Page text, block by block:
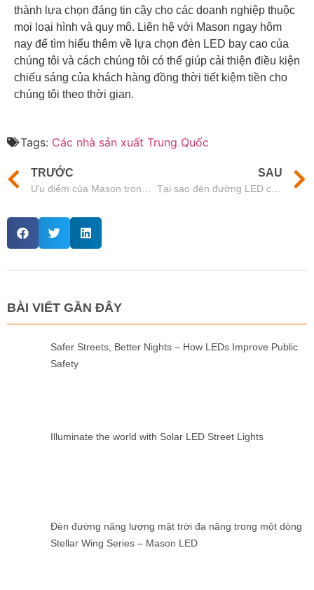
thành lựa chọn đáng tin cậy cho các doanh nghiệp thuộc
mọi loại hình và quy mô. Liên hệ với Mason ngay hôm
nay để tìm hiểu thêm về lựa chọn đèn LED bay cao của
chúng tôi và cách chúng tôi có thể giúp cải thiện điều kiện
chiếu sáng của khách hàng đồng thời tiết kiệm tiền cho
chúng tôi theo thời gian.
Tags: Các nhà sản xuất Trung Quốc
TRƯỚC
Ưu điểm của Mason trong chiếu sáng ngoài trời thương mại
SAU
Tại sao đèn đường LED của Mason là sự lựa chọn tốt nhất cho các nhà bán buôn
BÀI VIẾT GẦN ĐÂY
Safer Streets, Better Nights – How LEDs Improve Public
Safety
Illuminate the world with Solar LED Street Lights
Đèn đường năng lượng mặt trời đa năng trong một dòng
Stellar Wing Series – Mason LED